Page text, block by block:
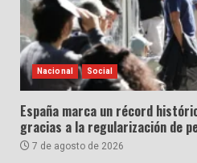
Nacional Social
España marca un récord
gracias a la regularización de
7 de agosto de 2026